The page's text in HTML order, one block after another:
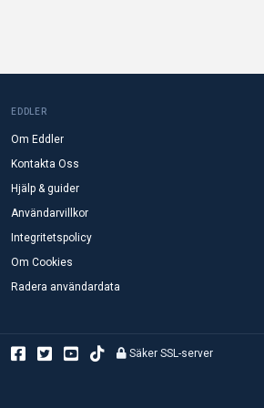
EDDLER
Om Eddler
Kontakta Oss
Hjälp & guider
Användarvillkor
Integritetspolicy
Om Cookies
Radera användardata
Säker SSL-server